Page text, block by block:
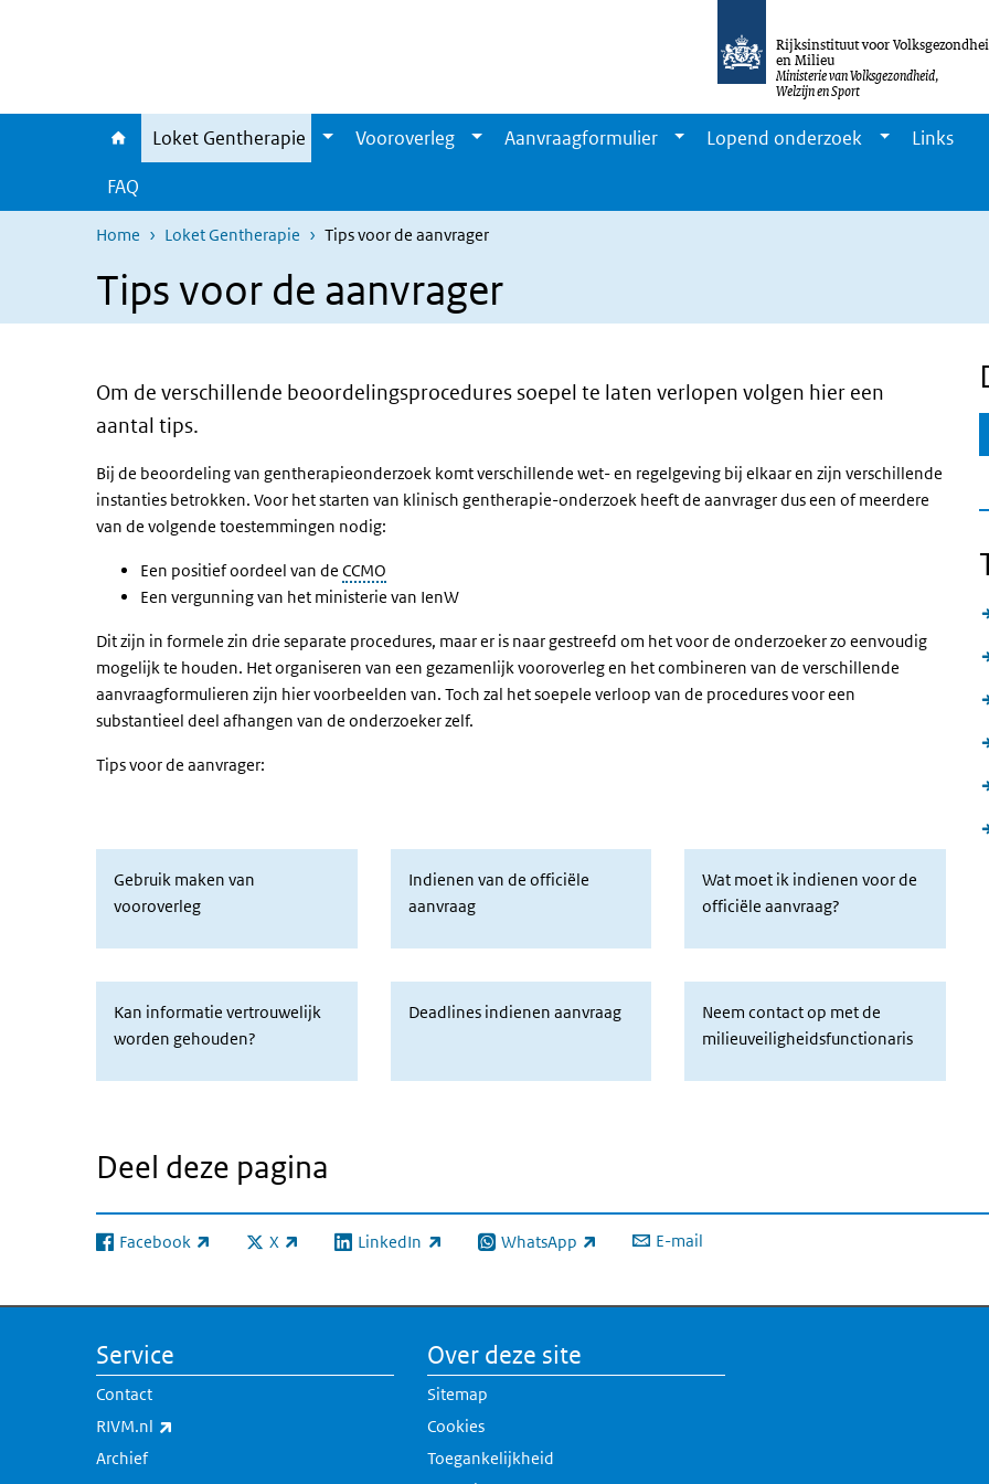
Rijksinstituut voor
en Milieu
Ministerie van Volksgezondheid,
Welzijn en Sport
Loket Gentherapie Vooroverleg Aanvraagformulier Lopend onderzoek
Links
FAQ
Home Loket Gentherapie Tips voor de aanvrager
Tips voor de aanvrager
Om de verschillende beoordelingsprocedures soepel te laten verlopen volgen hier een
aantal tips.
Bij de beoordeling van gentherapieonderzoek komt verschillende wet- en regelgeving bij elkaar en zijn verschillende
instanties betrokken. Voor het starten van klinisch gentherapie-onderzoek heeft de aanvrager dus een of meerdere
van de volgende toestemmingen nodig:
Een positief oordeel van de CCMO
Een vergunning van het ministerie van IenW
Dit zijn in formele zin drie separate procedures, maar er is naar gestreefd om het voor de onderzoeker zo eenvoudig
mogelijk te houden. Het organiseren van een gezamenlijk vooroverleg en het combineren van de verschillende
aanvraagformulieren zijn hier voorbeelden van. Toch zal het soepele verloop van de procedures voor een
substantieel deel afhangen van de onderzoeker zelf.
Tips voor de aanvrager:
Gebruik maken van vooroverleg
Gebruik maken van
vooroverleg
Indienen van de officiële aanvraag
Indienen van de officiële
aanvraag
Wat moet ik indienen voor de officiële
Wat moet ik indienen voor de
officiële aanvraag?
Kan informatie vertrouwelijk worden gehouden?
Kan informatie vertrouwelijk
worden gehouden?
Deadlines indienen aanvraag
Deadlines indienen aanvraag Neem contact op met de
Neem contact op met de
milieuveiligheidsfunctionaris
Deel deze pagina
Facebook
(externe link) X
(externe link) LinkedIn
(externe link) WhatsApp
(externe link) E-mail
Service
Contact
RIVM.nl
Archief
Over deze site
Sitemap
Cookies
Toegankelijkheid